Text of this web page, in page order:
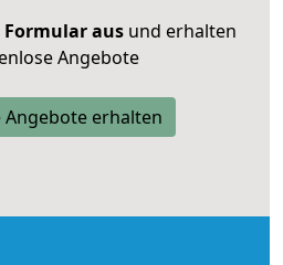
Formular ausund erhalten
Angebote
Angebote erhalten